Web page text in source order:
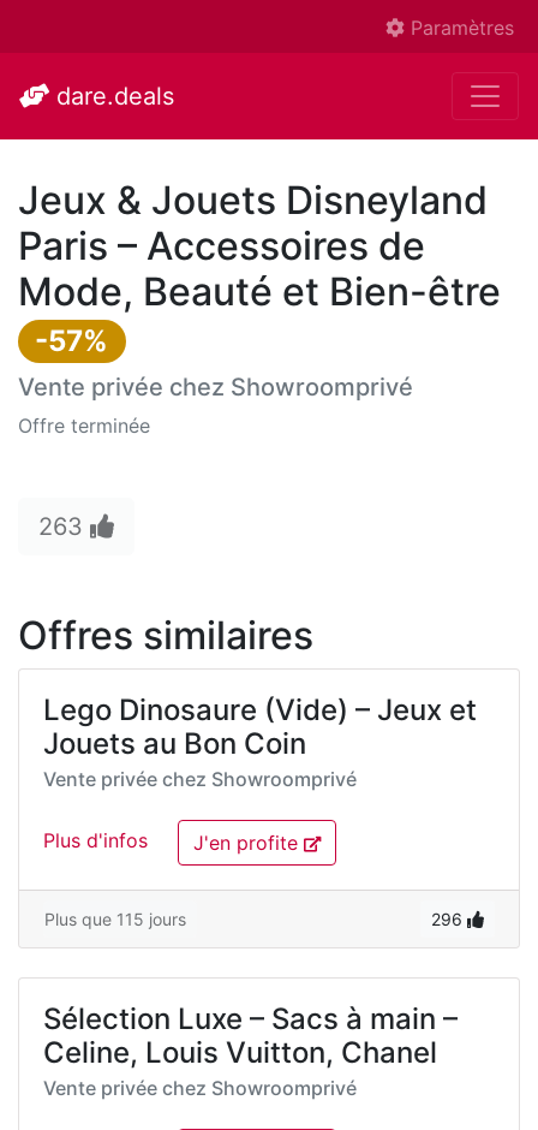
Paramètres
dare.deals
Jeux & Jouets Disneyland
Paris – Accessoires de
Mode, Beauté et Bien-être
-57%
Vente privée chez Showroomprivé
Offre terminée
263
Offres similaires
Lego Dinosaure (Vide) – Jeux et
Jouets au Bon Coin
Vente privée chez Showroomprivé
Plus d'infos J'en profite
Plus que 115 jours 296
Sélection Luxe – Sacs à main –
Celine, Louis Vuitton, Chanel
Vente privée chez Showroomprivé